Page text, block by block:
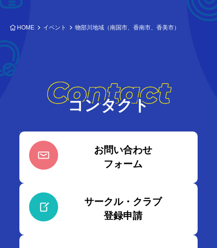
HOME イベント 物部川地域（南国市、香南市、香美市）
Contact
コンタクト
お問い合わせ
フォーム
サークル・クラブ
登録申請